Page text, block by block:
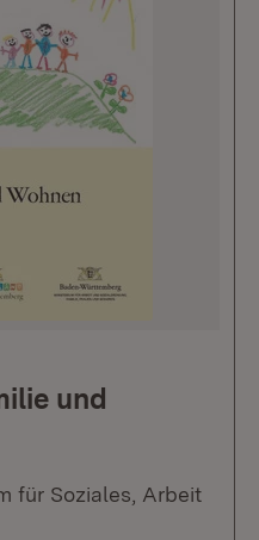
und
für Soziales, Arbeit